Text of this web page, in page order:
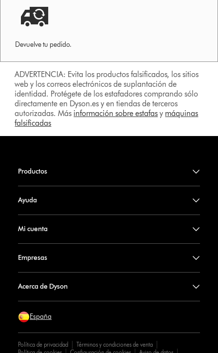
Devuelve tu pedido.
ADVERTENCIA: Evita los productos falsificados, los sitios
web y los correos electrónicos de suplantación de
identidad. Protégete de los estafadores comprando sólo
directamente en Dyson.es y en tiendas de terceros
autorizadas. Más información sobre estafas y máquinas
falsificadas
Productos
Ayuda
Mi cuenta
Empresas
Acerca de Dyson
España
Política de privacidad
Términos y condiciones de venta